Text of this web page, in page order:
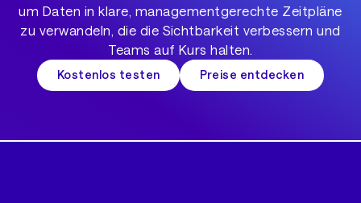
um Daten in klare, managementgerechte Zeitpläne
zu verwandeln, die die Sichtbarkeit verbessern und
Teams auf Kurs halten.
Kostenlos testen Preise entdecken